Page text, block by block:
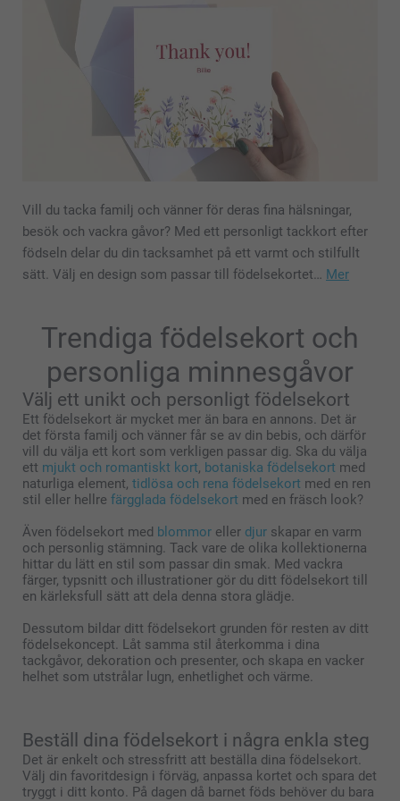
Vill du tacka familj och vänner för deras fina hälsningar,
besök och vackra gåvor? Med ett personligt tackkort efter
födseln delar du din tacksamhet på ett varmt och stilfullt
sätt. Välj en design som passar till födelsekortet… Mer
Trendiga födelsekort och
personliga minnesgåvor
Välj ett unikt och personligt födelsekort
Ett födelsekort är mycket mer än bara en annons. Det är
det första familj och vänner får se av din bebis, och därför
vill du välja ett kort som verkligen passar dig. Ska du välja
ett mjukt och romantiskt kort, botaniska födelsekort med
naturliga element, tidlösa och rena födelsekort med en ren
stil eller hellre färgglada födelsekort med en fräsch look?
Även födelsekort med blommor eller djur skapar en varm
och personlig stämning. Tack vare de olika kollektionerna
hittar du lätt en stil som passar din smak. Med vackra
färger, typsnitt och illustrationer gör du ditt födelsekort till
en kärleksfull sätt att dela denna stora glädje.
Dessutom bildar ditt födelsekort grunden för resten av ditt
födelsekoncept. Låt samma stil återkomma i dina
tackgåvor, dekoration och presenter, och skapa en vacker
helhet som utstrålar lugn, enhetlighet och värme.
Beställ dina födelsekort i några enkla steg
Det är enkelt och stressfritt att beställa dina födelsekort.
Välj din favoritdesign i förväg, anpassa kortet och spara det
tryggt i ditt konto. På dagen då barnet föds behöver du bara